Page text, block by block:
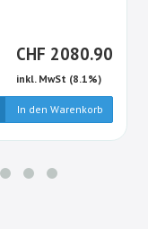
CHF CHF
2080.90
inkl. MwSt (8.1%)
In den Warenkorb